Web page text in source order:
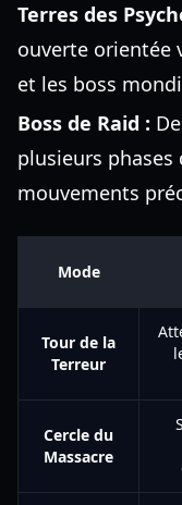
Terres des
ouverte orientée
et les boss
Boss de Raid :
plusieurs
mouvements
Mode
Tour de la
Terreur
Cercle du
Massacre